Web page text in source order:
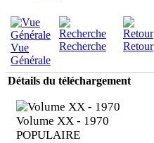
Vue
Générale
Recherche Retour
Détails du téléchargement
Volume XX - 1970
POPULAIRE